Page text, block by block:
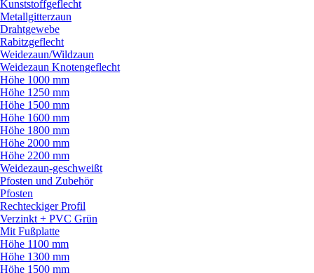
Kunststoffgeflecht
Metallgitterzaun
Drahtgewebe
Rabitzgeflecht
Weidezaun/Wildzaun
Weidezaun Knotengeflecht
Höhe 1000 mm
Höhe 1250 mm
Höhe 1500 mm
Höhe 1600 mm
Höhe 1800 mm
Höhe 2000 mm
Höhe 2200 mm
Weidezaun-geschweißt
Pfosten und Zubehör
Pfosten
Rechteckiger Profil
Verzinkt + PVC Grün
Mit Fußplatte
Höhe 1100 mm
Höhe 1300 mm
Höhe 1500 mm